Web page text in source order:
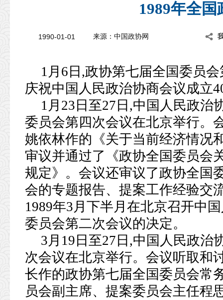
1989年全
1990-01-01 来源：中国政协网
1月6日,政协第七届全国委员
庆祝中国人民政治协商会议成立
1月23日至27日,中国人民政治
委员会第四次会议在北京举行。
姚依林作的《关于当前经济情况
审议并通过了《政协全国委员会
规定》。会议还审议了政协全国
会的专题报告、提案工作经验交
1989年3月下半月在北京召开中
委员会第二次会议的决定。
3月19日至27日,中国人民政治
次会议在北京举行。会议听取和
长作的政协第七届全国委员会常
员会副主席、提案委员会主任程